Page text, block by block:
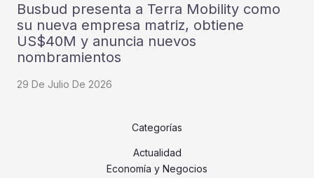
Busbud presenta a Terra Mobility como
su nueva empresa matriz, obtiene
US$40M y anuncia nuevos
nombramientos
29 De Julio De 2026
Categorías
Actualidad
Economía y Negocios